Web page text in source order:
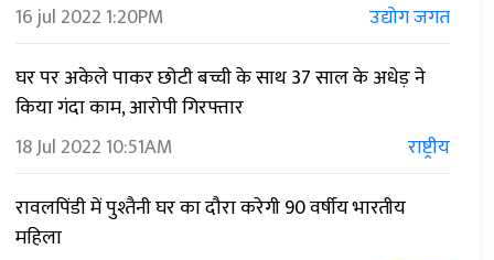
16 jul 20221:20PM
उद्योग जगत
घर पर अकेले पाकर छोटी बच्ची के साथ 37 साल के अधेड़ ने
किया गंदा काम, आरोपी गिरफ्तार
18 Jul 202210:51AM
राष्ट्रीय
रावलपिंडी में पुश्तैनी घर का दौरा करेगी 90 वर्षीय भारतीय
महिला